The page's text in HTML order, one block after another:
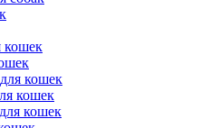
кошек
кошек
кошек
кошек